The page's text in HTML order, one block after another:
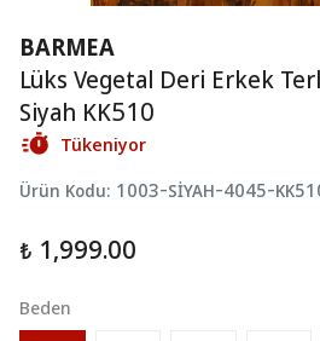
BARMEA
Lüks Vegetal Deri Erkek
Siyah KK510
Tükeniyor
Ürün Kodu: 1003-SİYAH-4045-
₺ 1,999.00
Beden